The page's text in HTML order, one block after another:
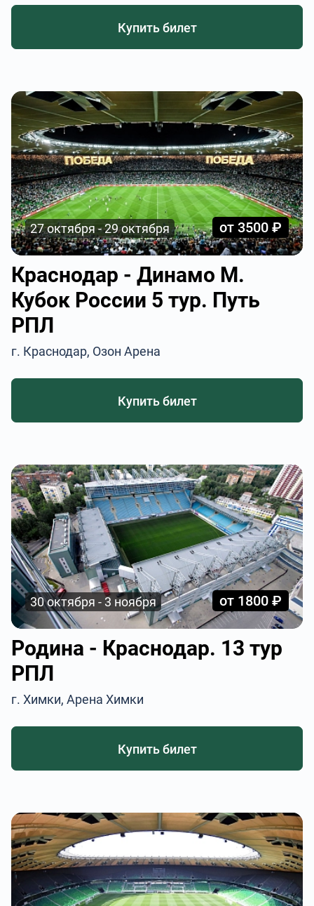
Купить билет
27 октября - 29 октября от 3500 ₽
Краснодар - Динамо М.
Кубок России 5 тур. Путь
РПЛ
г. Краснодар, Озон Арена
Купить билет
30 октября - 3 ноября от 1800 ₽
Родина - Краснодар. 13 тур
РПЛ
г. Химки, Арена Химки
Купить билет